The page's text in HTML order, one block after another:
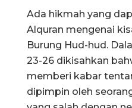
Ada hikmah yang
Alquran mengenai
Burung Hud-hud.
23-26 dikisahkan
memberi kabar
dipimpin oleh